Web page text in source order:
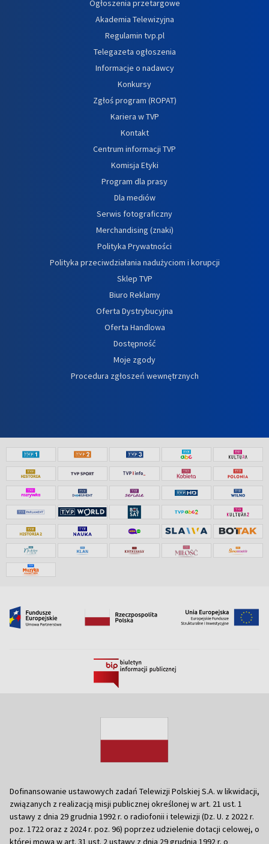
Ogłoszenia przetargowe
Akademia Telewizyjna
Regulamin tvp.pl
Telegazeta ogłoszenia
Informacje o nadawcy
Konkursy
Zgłoś program (ROPAT)
Kariera w TVP
Kontakt
Centrum informacji TVP
Komisja Etyki
Program dla prasy
Dla mediów
Serwis fotograficzny
Merchandising (znaki)
Polityka Prywatności
Polityka przeciwdziałania nadużyciom i korupcji
Sklep TVP
Biuro Reklamy
Oferta Dystrybucyjna
Oferta Handlowa
Dostępność
Moje zgody
Procedura zgłoszeń wewnętrznych
Dofinansowanie ustawowych zadań Telewizji Polskiej S.A. w likwidacji,
związanych z realizacją misji publicznej określonej w art. 21 ust. 1
ustawy z dnia 29 grudnia 1992 r. o radiofonii i telewizji (Dz. U. z 2022 r.
poz. 1722 oraz z 2024 r. poz. 96) poprzez udzielenie dotacji celowej, o
której mowa w art. 31 ust. 2 ustawy z dnia 29 grudnia 1992 r. o